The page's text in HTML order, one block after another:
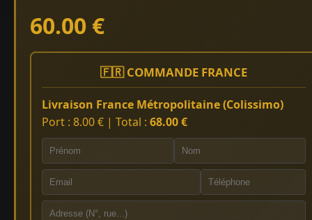
60.00 €
🇫🇷 COMMANDE FRANCE
Livraison France Métropolitaine (Colissimo)
Port : 8.00 € | Total : 68.00 €